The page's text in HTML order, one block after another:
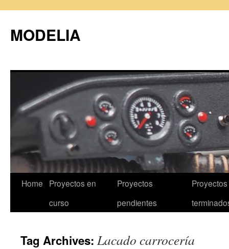
MODELIA
Skip
Home
Proyectos en
curso
Proyectos
pendientes
Proyectos
Tag Archives: Lacado carrocería